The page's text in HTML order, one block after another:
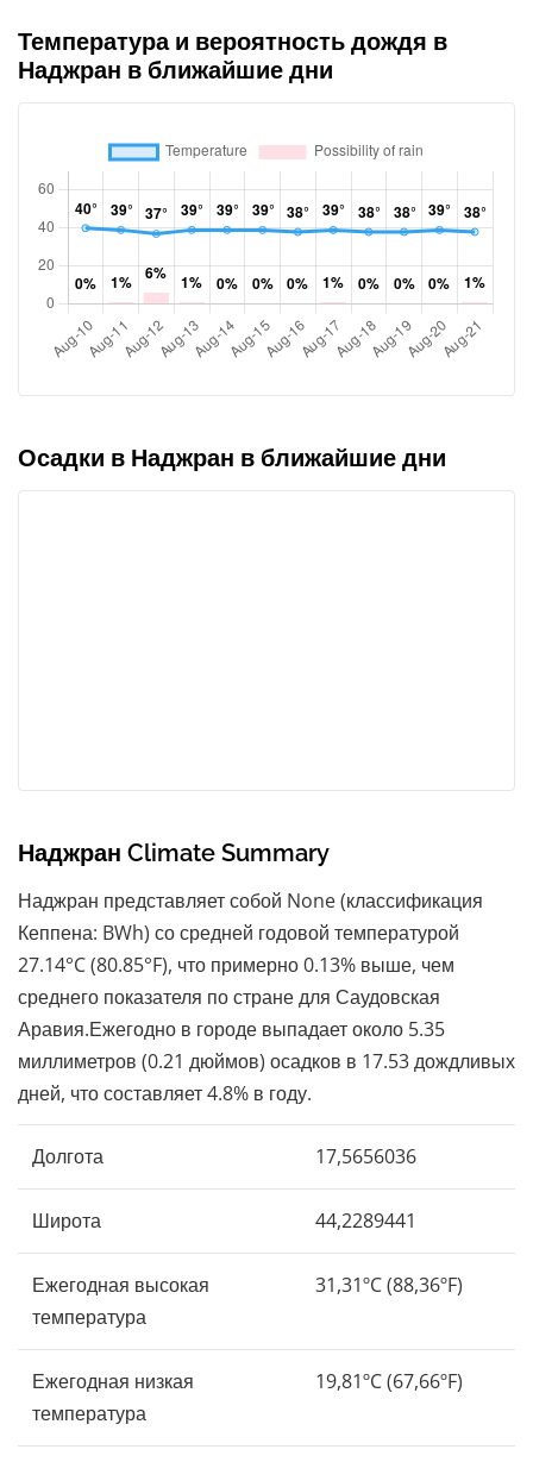
Температура и вероятность дождя в
Наджран в ближайшие дни
Осадки в Наджран в ближайшие дни
Наджран Climate Summary
Наджран представляет собой None (классификация
Кеппена: BWh) со средней годовой температурой
27.14°C (80.85°F), что примерно 0.13% выше, чем
среднего показателя по стране для Саудовская
Аравия.Ежегодно в городе выпадает около 5.35
миллиметров (0.21 дюймов) осадков в 17.53 дождливых
дней, что составляет 4.8% в году.
Долгота 17,5656036
Широта 44,2289441
Ежегодная высокая
температура
31,31ºC (88,36ºF)
Ежегодная низкая
температура
19,81ºC (67,66ºF)